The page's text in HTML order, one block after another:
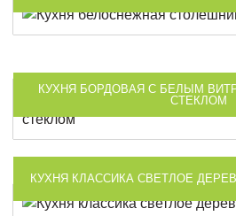
КУХНЯ БОРДОВАЯ С БЕЛЫМ
СТЕКЛОМ
КУХНЯ КЛАССИКА СВЕТЛОЕ